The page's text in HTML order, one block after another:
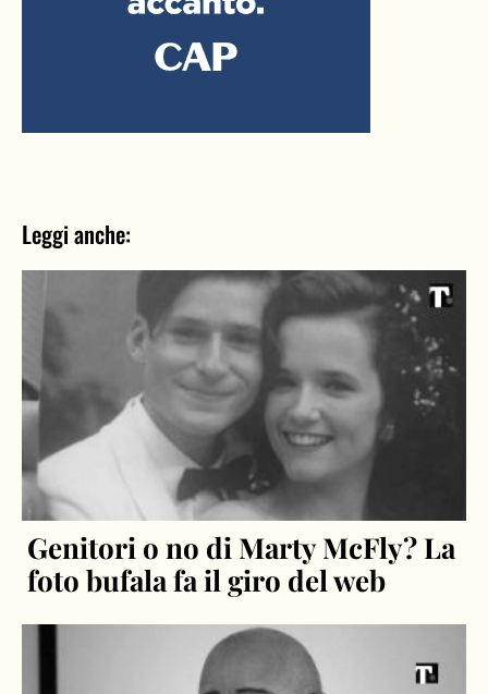
Leggi anche:
Genitori o no di Marty McFly? La
foto bufala fa il giro del web